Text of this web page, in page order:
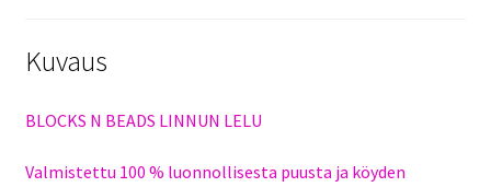
Kuvaus
BLOCKS N BEADS LINNUN LELU
Valmistettu 100 % luonnollisesta puusta ja köyden